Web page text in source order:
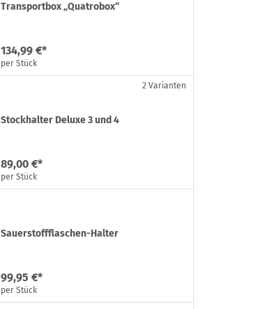
Transportbox „Quatrobox“
134,99 €*
per Stück
2 Varianten
Stockhalter Deluxe 3 und 4
89,00 €*
per Stück
Sauerstoffflaschen-Halter
99,95 €*
per Stück